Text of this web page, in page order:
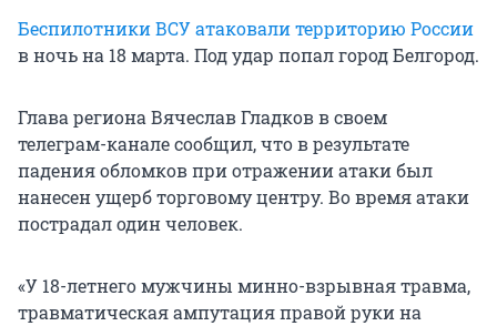
Беспилотники ВСУ атаковали территорию России
в ночь на 18 марта. Под удар попал город Белгород.
Глава региона Вячеслав Гладков в своем
телеграм-канале сообщил, что в результате
падения обломков при отражении атаки был
нанесен ущерб торговому центру. Во время атаки
пострадал один человек.
«У 18-летнего мужчины минно-взрывная травма,
травматическая ампутация правой руки на